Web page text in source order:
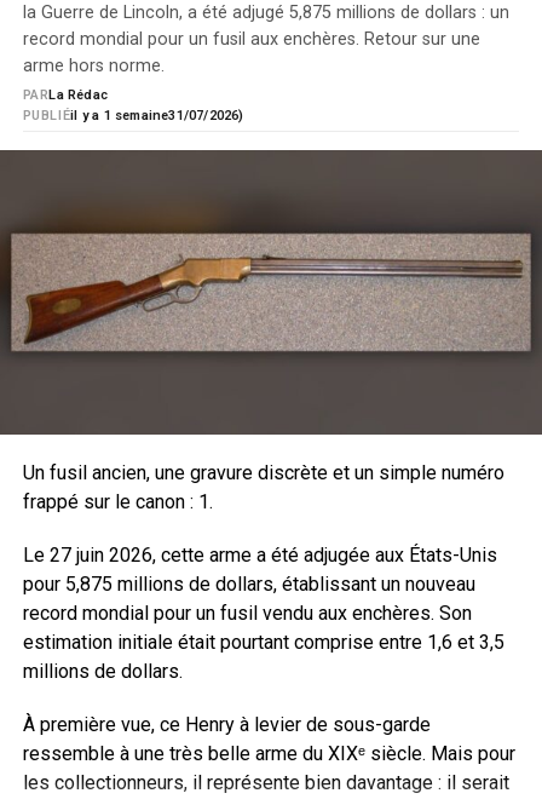
verouillage, le tout en moins de 3 secondes.
avec crosse polymère. Il existe 4 autres versions, toutes
en bois (Classic Brown, Antic Grey, Sport Grey lamellé
collé et Noyer). Le mécanisme est intégré dans un boîtier
en aluminium 7075 aux formes rectilignes. L’immense
levier vertical de réarmement offre une excellente
est intuitif et simple car il suffit de tirer le levier en arrière
pour armer la culasse tout en éjectant la douille vide. Au
retour, elle prend au passage une cartouche dans le
la Guerre de Lincoln, a été adjugé 5,875 millions de dollars : un
record mondial pour un fusil aux enchères. Retour sur une
arme hors norme.
PUBLIÉil y a 1 semaine31/07/2026)
PARLa Rédac
Un fusil ancien, une gravure discrète et un simple numéro
frappé sur le canon : 1.
Le 27 juin 2026, cette arme a été adjugée aux États-Unis
pour 5,875 millions de dollars, établissant un nouveau
record mondial pour un fusil vendu aux enchères. Son
estimation initiale était pourtant comprise entre 1,6 et 3,5
millions de dollars.
À première vue, ce Henry à levier de sous-garde
ressemble à une très belle arme du XIXᵉ siècle. Mais pour
les collectionneurs, il représente bien davantage : il serait